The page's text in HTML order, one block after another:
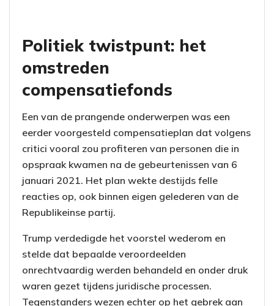
Politiek twistpunt: het
omstreden
compensatiefonds
Een van de prangende onderwerpen was een
eerder voorgesteld compensatieplan dat volgens
critici vooral zou profiteren van personen die in
opspraak kwamen na de gebeurtenissen van 6
januari 2021. Het plan wekte destijds felle
reacties op, ook binnen eigen gelederen van de
Republikeinse partij.
Trump verdedigde het voorstel wederom en
stelde dat bepaalde veroordeelden
onrechtvaardig werden behandeld en onder druk
waren gezet tijdens juridische processen.
Tegenstanders wezen echter op het gebrek aan